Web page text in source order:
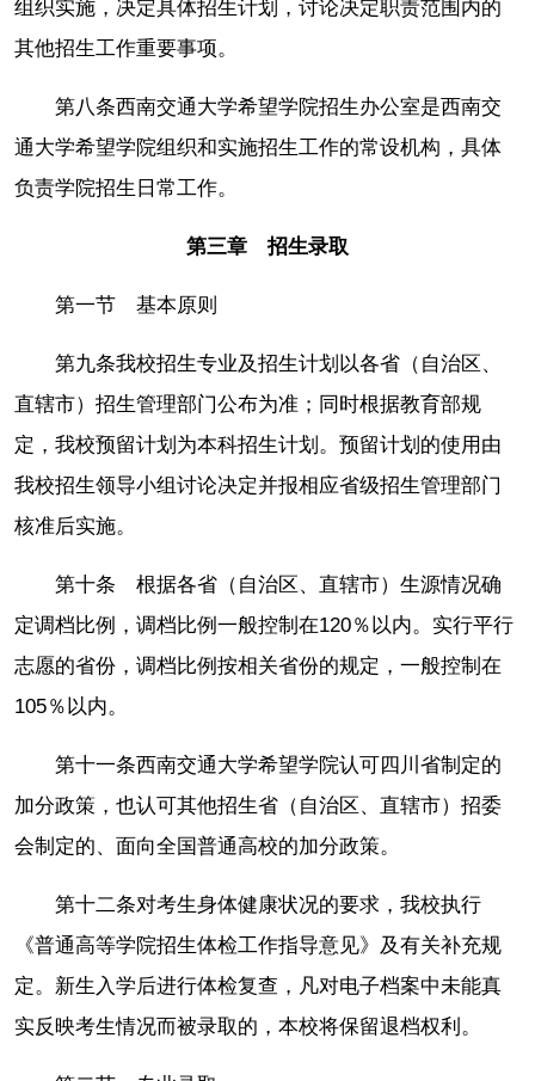
组织实施，决定具体招生计划，讨论决定职责范围内的
其他招生工作重要事项。
第八条西南交通大学希望学院招生办公室是西南交
通大学希望学院组织和实施招生工作的常设机构，具体
负责学院招生日常工作。
第三章 招生录取
第一节 基本原则
第九条我校招生专业及招生计划以各省（自治区、
直辖市）招生管理部门公布为准；同时根据教育部规
定，我校预留计划为本科招生计划。预留计划的使用由
我校招生领导小组讨论决定并报相应省级招生管理部门
核准后实施。
第十条 根据各省（自治区、直辖市）生源情况确
定调档比例，调档比例一般控制在120％以内。实行平行
志愿的省份，调档比例按相关省份的规定，一般控制在
105％以内。
第十一条西南交通大学希望学院认可四川省制定的
加分政策，也认可其他招生省（自治区、直辖市）招委
会制定的、面向全国普通高校的加分政策。
第十二条对考生身体健康状况的要求，我校执行
《普通高等学院招生体检工作指导意见》及有关补充规
定。新生入学后进行体检复查，凡对电子档案中未能真
实反映考生情况而被录取的，本校将保留退档权利。